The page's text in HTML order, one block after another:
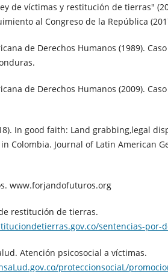
de víctimas y restitución de tierras"
al Congreso de la República
de Derechos Humanos (1989).
de Derechos Humanos (2009).
In good faith: Land grabbing,legal
Colombia. Journal of Latin American
www.forjandofuturos.org
restitución de tierras.
sentencias-por-
Atención psicosocial a víctimas.
proteccionsociaL/